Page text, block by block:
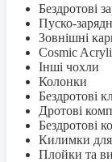
Бездротові
Пуско-
Зовнішні
Cosmic
Інші чохли
Колонки
Бездротові
Дротові
Бездротові
Килимки
Плойки та